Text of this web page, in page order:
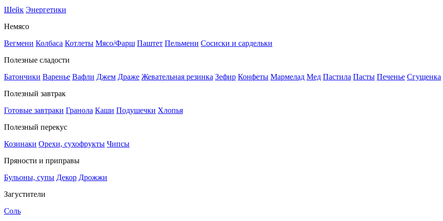
Шейк Энергетики
Немясо
Вегмени Колбаса Котлеты Мясо/Фарш Паштет Пельмени Сосиски и сардельки
Полезные сладости
Батончики Варенье Вафли Джем Драже Жевательная резинка Зефир Конфеты Мармелад Мед Пастила Пасты Печенье Сгущенка
Полезный завтрак
Готовые завтраки Гранола Каши Подушечки Хлопья
Полезный перекус
Козинаки Орехи, сухофрукты Чипсы
Пряности и приправы
Бульоны, супы Декор Дрожжи
Загустители
Соль